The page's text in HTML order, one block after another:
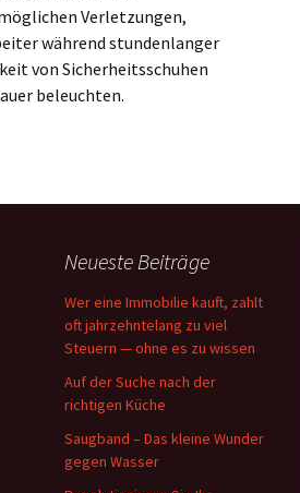
Verletzungen,
während stundenlanger
von Sicherheitsschuhen
beleuchten.
Neueste Beiträge
Wer eine Immobilie kauft, zahlt
oft jahrzehntelang zu viel
Steuern — ohne es zu wissen
Auf der Suche nach der
richtigen Küche
Saugband – Das kleine Wunder
gegen Wasser